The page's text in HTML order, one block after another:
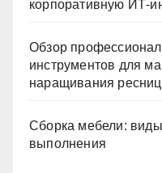
корпоративную ИТ-
Обзор
инструментов для
наращивания
Сборка мебели:
выполнения